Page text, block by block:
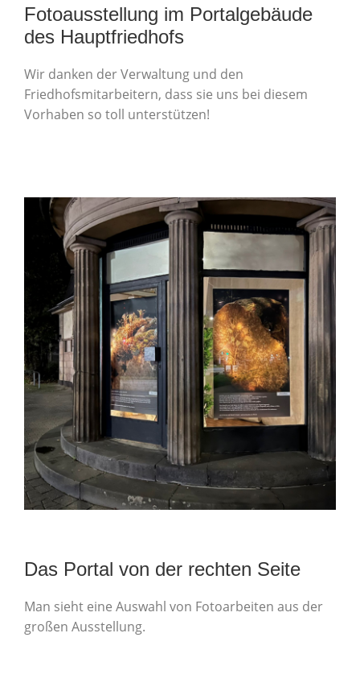
Fotoausstellung im Portalgebäude
des Hauptfriedhofs
Wir danken der Verwaltung und den
Friedhofsmitarbeitern, dass sie uns bei diesem
Vorhaben so toll unterstützen!
Das Portal von der rechten Seite
Man sieht eine Auswahl von Fotoarbeiten aus der
großen Ausstellung.